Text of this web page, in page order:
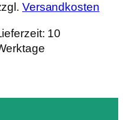
Versandkosten
10